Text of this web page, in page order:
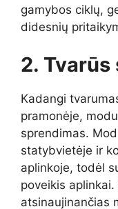
gamybos ciklų,
didesnių
2. Tvarūs
Kadangi
pramonėje,
sprendimas.
statybvietėje ir
aplinkoje, todėl
poveikis
atsinaujinančias